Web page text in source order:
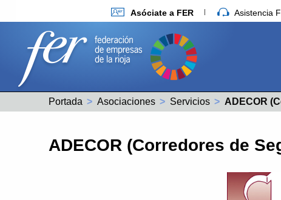
Asóciate a FER Asistencia
Portada Asociaciones Servicios Actual:
ADECOR
ADECOR (Corredores de